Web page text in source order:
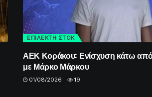
ΕΠΙΛΕΚΤΗ ΣΤΟΚ
ΑΕΚ Κοράκου: Ενίσχυση κάτω από
με Μάρκο Μάρκου
01/08/2026 19